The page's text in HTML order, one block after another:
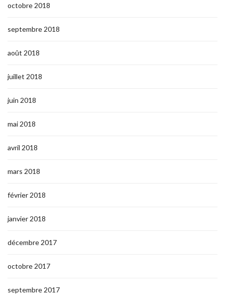
octobre 2018
septembre 2018
août 2018
juillet 2018
juin 2018
mai 2018
avril 2018
mars 2018
février 2018
janvier 2018
décembre 2017
octobre 2017
septembre 2017